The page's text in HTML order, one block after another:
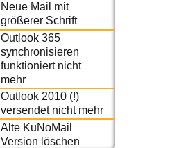
Neue Mail mit
größerer Schrift
Outlook 365
synchronisieren
funktioniert nicht
mehr
Outlook 2010 (!)
versendet nicht mehr
Alte KuNoMail
Version löschen